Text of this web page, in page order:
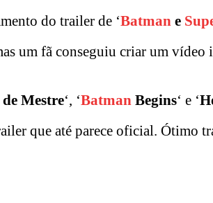
do trailer de ‘Batman e
um fã conseguiu criar um
Mestre‘, ‘Batman Begins‘ e ‘
que até parece oficial. Ótimo